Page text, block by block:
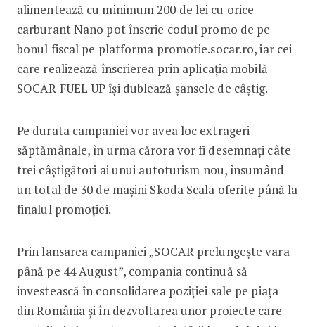
alimentează cu minimum 200 de lei cu orice
carburant Nano pot înscrie codul promo de pe
bonul fiscal pe platforma promotie.socar.ro, iar cei
care realizează înscrierea prin aplicația mobilă
SOCAR FUEL UP își dublează șansele de câștig.
Pe durata campaniei vor avea loc extrageri
săptămânale, în urma cărora vor fi desemnați câte
trei câștigători ai unui autoturism nou, însumând
un total de 30 de mașini Skoda Scala oferite până la
finalul promoției.
Prin lansarea campaniei „SOCAR prelungește vara
până pe 44 August”, compania continuă să
investească în consolidarea poziției sale pe piața
din România și în dezvoltarea unor proiecte care